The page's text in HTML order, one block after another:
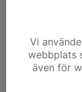
Vi
webbplats
även för